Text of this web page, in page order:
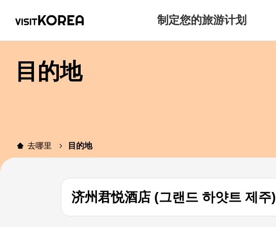
制定您的旅游计划
目的地
去哪里 目的地
济州君悦酒店 (그랜드 하얏트 제주)